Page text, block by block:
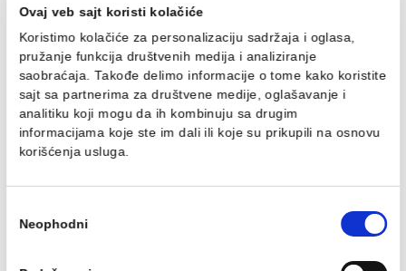
Koristimo kolačiće za personalizaciju sadržaja i oglasa,
pružanje funkcija društvenih medija i analiziranje
Lavabo Roca GAP fi39
nadgradni
Lavabo Roca GAP fi39
nadgradni
Ušteda :33.60 EUR
111.99 EUR / kom
78.39 EUR / kom
Lavabo nadgradni Roca
GAP 55x39
Lavabo nadgradni Roca GAP
55x39
90.44 EUR / kom